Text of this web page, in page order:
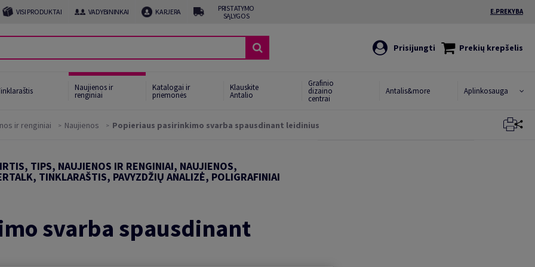
VISI PRODUKTAI VADYBININKAI KARJERA
PRISTATYMO
SĄLYGOS
E.PREKYBA
Prisijungti Prekių krepšelis
Naujienos ir
renginiai
Katalogai ir
priemonės
Klauskite
Antalio
Grafinio
dizaino
centrai
Antalis&more Aplinkosauga
ir renginiai Naujienos Popieriaus pasirinkimo svarba spausdinant leidinius
TIPS, NAUJIENOS IR RENGINIAI, NAUJIENOS,
TINKLARAŠTIS, PAVYZDŽIŲ ANALIZĖ, POLIGRAFINIAI
svarba spausdinant